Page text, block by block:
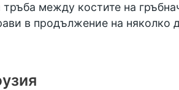
между костите на
в продължение на няколко